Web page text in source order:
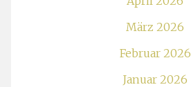
März 2026
Februar 2026
Januar 2026